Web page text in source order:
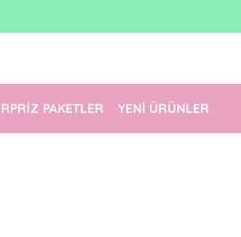
PAKETLER YENİ ÜRÜNLER